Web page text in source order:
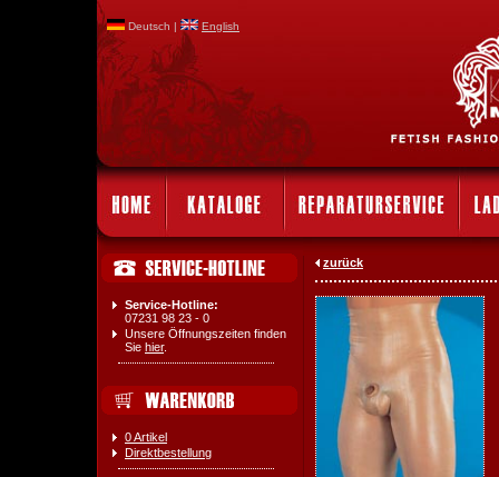
Deutsch | English
Service-Hotline:
07231 98 23 - 0
Unsere Öffnungszeiten finden
Sie hier.
0 Artikel
Direktbestellung
zurück